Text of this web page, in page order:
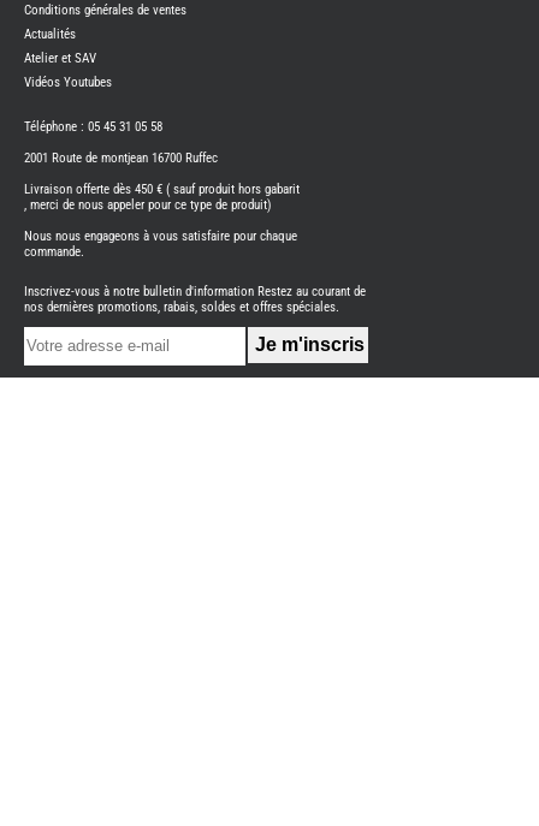
CARADO
CAMPING-
ITINEO
CAMPING-
OCCASION
CARADO
NEUFS
FOURGON
BENIMAR
FOURGON
Conditions générales de ventes
Actualités
Atelier et SAV
Vidéos Youtubes
Téléphone : 05 45 31 05 58
2001 Route de montjean 16700 Ruffec
Livraison offerte dès 450 € ( sauf produit hors gabarit
, merci de nous appeler pour ce type de produit)
Nous nous engageons à vous satisfaire pour chaque
commande.
Inscrivez-vous à notre bulletin d'information Restez au courant de
nos dernières promotions, rabais, soldes et offres spéciales.